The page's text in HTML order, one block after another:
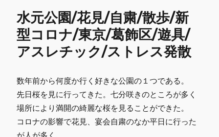
物 etc販売 江戸川区瑞江
水元公園/花見/自粛/散歩/新
型コロナ/東京/葛飾区/遊具/
アスレチック/ストレス発散
数年前から何度か行く好きな公園の１つである。
先日桜を見に行ってきた。七分咲きのところが多く
場所により満開の綺麗な桜を見ることができた。
コロナの影響で花見、宴会自粛のなか平日に行った
が人が多く、